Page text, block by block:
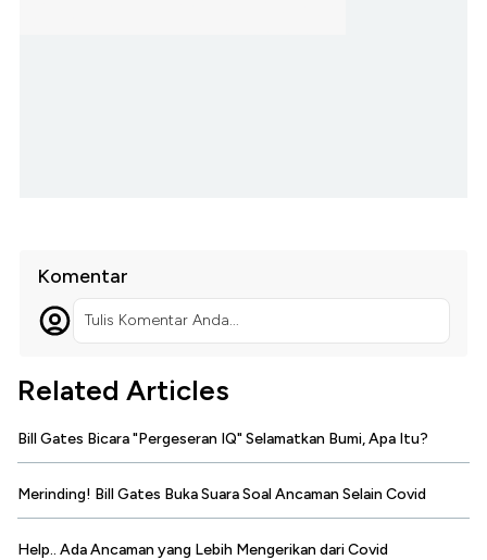
Komentar
Tulis Komentar Anda...
Related Articles
Bill Gates Bicara "Pergeseran IQ" Selamatkan Bumi, Apa Itu?
Merinding! Bill Gates Buka Suara Soal Ancaman Selain Covid
Help.. Ada Ancaman yang Lebih Mengerikan dari Covid